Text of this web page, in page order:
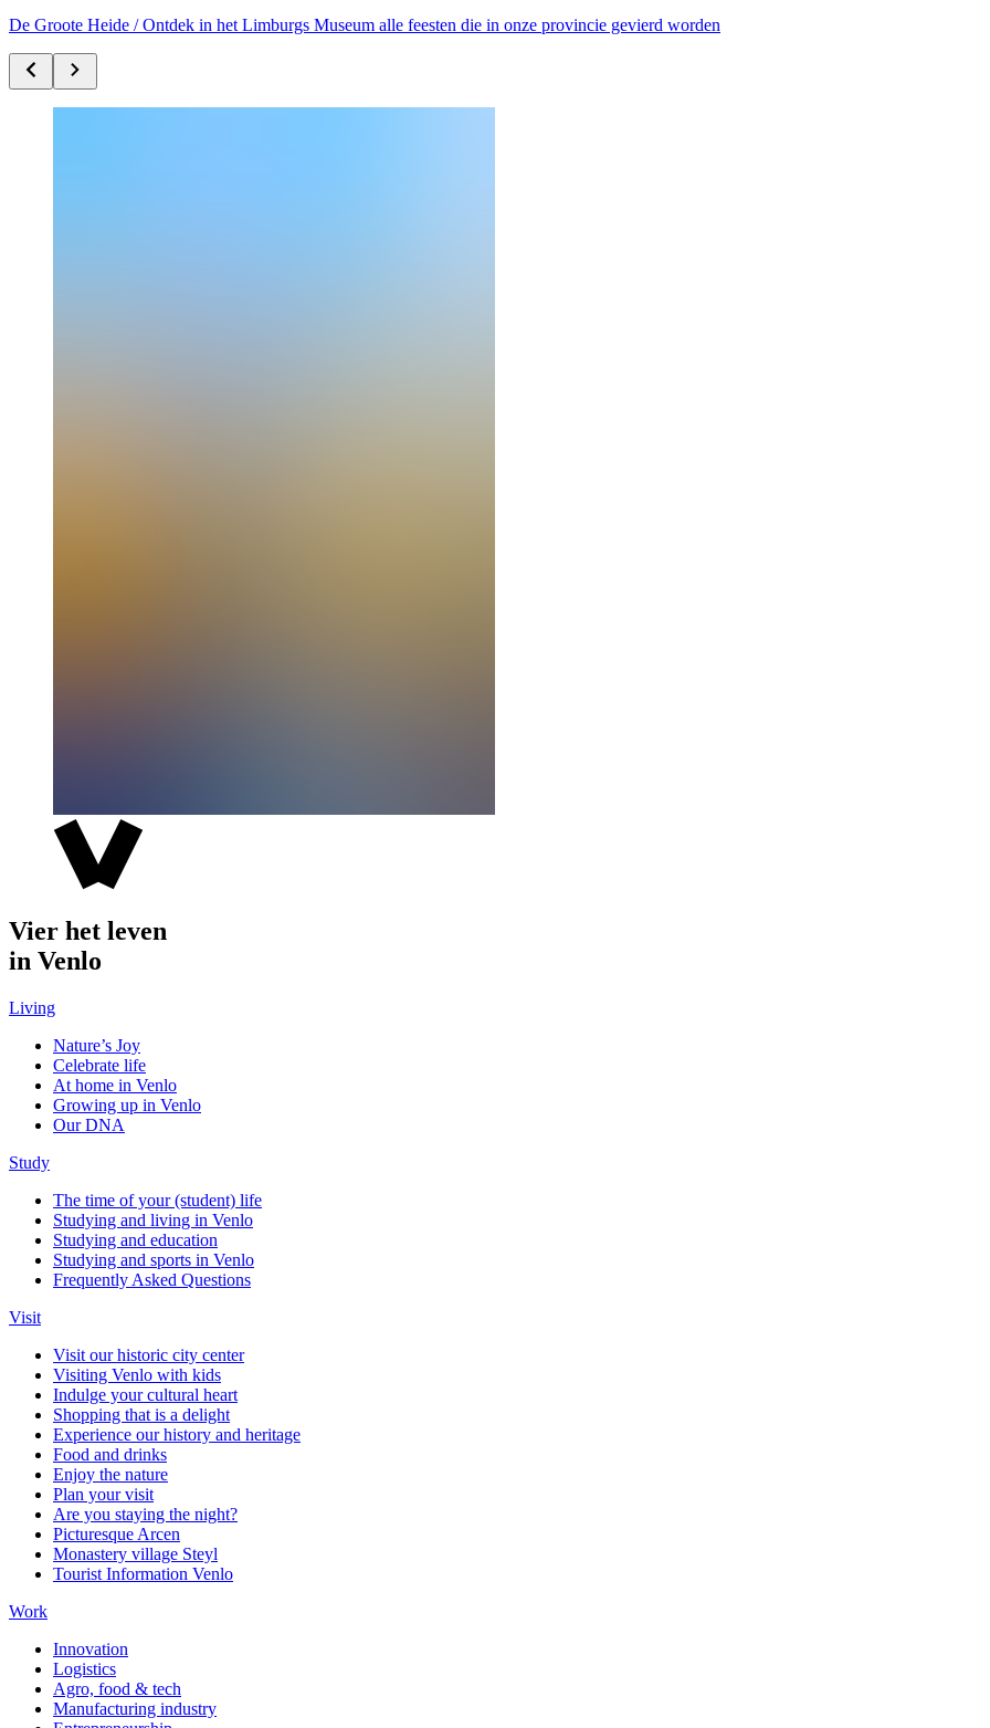
De Groote Heide /Ontdek in het Limburgs Museum alle feesten die in onze provincie gevierd worden
Vier het leven
in Venlo
Living
Nature’s Joy
Celebrate life
At home in Venlo
Growing up in Venlo
Our DNA
Study
The time of your (student) life
Studying and living in Venlo
Studying and education
Studying and sports in Venlo
Frequently Asked Questions
Visit
Visit our historic city center
Visiting Venlo with kids
Indulge your cultural heart
Shopping that is a delight
Experience our history and heritage
Food and drinks
Enjoy the nature
Plan your visit
Are you staying the night?
Picturesque Arcen
Monastery village Steyl
Tourist Information Venlo
Work
Innovation
Logistics
Agro, food & tech
Manufacturing industry